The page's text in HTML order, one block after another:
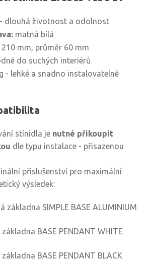
dlouhá životnost a odolnost
matná bílá
210 mm, průměr 60 mm
do suchých interiérů
- lehké a snadno instalovatelné
stínidla je nutné přikoupit
dle typu instalace - přisazenou
příslušenství pro maximální
výsledek:
základna SIMPLE BASE ALUMINIUM
BASE PENDANT WHITE
BASE PENDANT BLACK